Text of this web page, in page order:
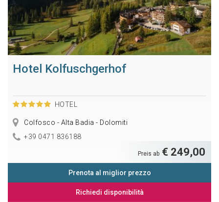
Hotel Kolfuschgerhof
HOTEL
Colfosco - Alta Badia - Dolomiti
+39 0471 836188
Preis ab € 249,00
Prenota al miglior prezzo
Richiedi disponibilità